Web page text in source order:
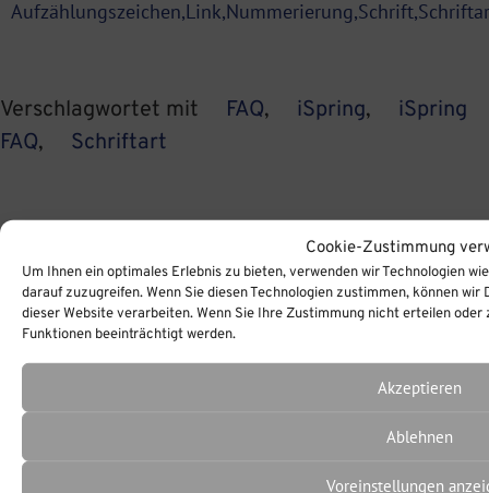
Cookie-Zustimmung
Um Ihnen ein optimales Erlebnis zu bieten, verwenden wir Technologien
darauf zuzugreifen. Wenn Sie diesen Technologien zustimmen, können
dieser Website verarbeiten. Wenn Sie Ihre Zustimmung nicht erteilen
Funktionen beeinträchtigt werden.
Akzeptieren
Ablehnen
Voreinstellungen
Verschlagwortet mit FAQ, iSpring,
iSpring
FAQ, Schriftart